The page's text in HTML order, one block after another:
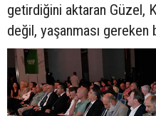
getirdiğini aktaran Güzel,
değil, yaşanması